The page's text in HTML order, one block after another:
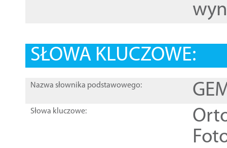
SŁOWA KLUCZOWE:
Nazwa słownika podstawowego:
Słowa kluczowe: